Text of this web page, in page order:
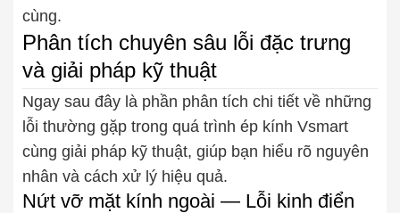
cùng.
Phân tích chuyên sâu lỗi đặc trưng
và giải pháp kỹ thuật
Ngay sau đây là phần phân tích chi tiết về những
lỗi thường gặp trong quá trình ép kính Vsmart
cùng giải pháp kỹ thuật, giúp bạn hiểu rõ nguyên
nhân và cách xử lý hiệu quả.
Nứt vỡ mặt kính ngoài — Lỗi kinh điển